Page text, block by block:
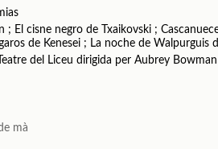
; El cisne negro de Txaikovski ;
de Kenesei ; La noche de Walpurguis
del Liceu dirigida per Aubrey
mà